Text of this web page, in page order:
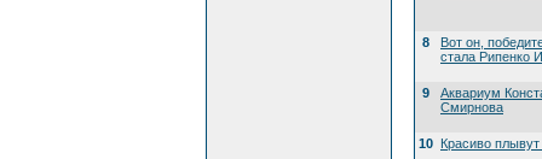
8
Вот он,
стала Рипенко
9
Аквариум
Смирнова
10 Красиво плывут